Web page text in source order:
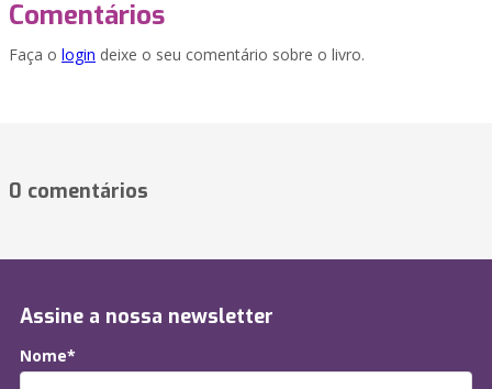
Comentários
Faça o login deixe o seu comentário sobre o livro.
0 comentários
Assine a nossa newsletter
Nome*